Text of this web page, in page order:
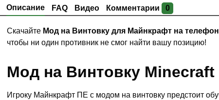
Описание
FAQ Видео Комментарии 0
Скачайте Мод на Винтовку для Майнкрафт на
чтобы ни один противник не смог найти вашу позицию!
Мод на Винтовку Minecraft
Игроку Майнкрафт ПЕ с модом на винтовку предстоит